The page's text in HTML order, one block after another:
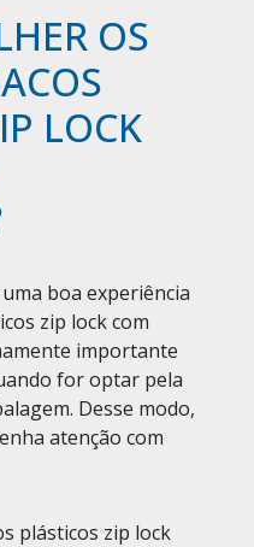
OS
LOCK
boa experiência
zip lock com
importante
for optar pela
Desse modo,
atenção com
plásticos zip lock